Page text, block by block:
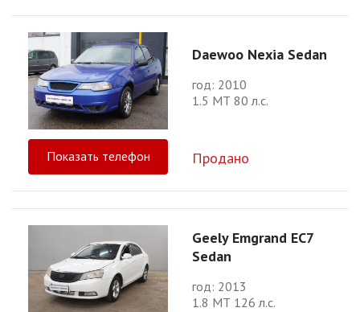
Daewoo Nexia Sedan
год: 2010
1.5 МТ 80 л.с.
Показать телефон Продано
Geely Emgrand EC7
Sedan
год: 2013
1.8 МТ 126 л.с.